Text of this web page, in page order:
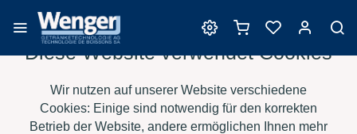
Produkte für das
Säuremanagement
Diese Website verwendet Cookies
Wir nutzen auf unserer Website verschiedene
Cookies: Einige sind notwendig für den korrekten
Betrieb der Website, andere ermöglichen Ihnen mehr